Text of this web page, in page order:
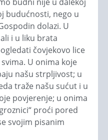
budućnosti, nego u
dolazi. U
i u liku brata
čovjekovo lice
U onima koje
našu strpljivost; u
traže našu sućut i u
povjerenje; u onima
proći pored
svojim pisanim